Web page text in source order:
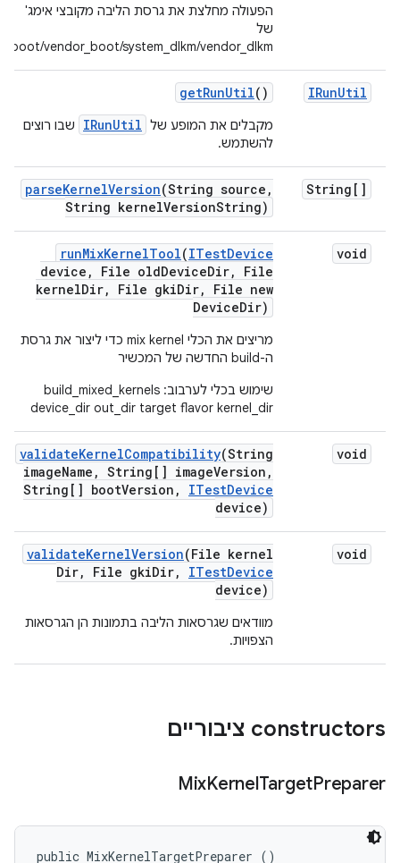
הפעולה מחלצת את גרסת הליבה מקובצי אימג'
של
boot/vendor_boot/system_dlkm/vendor_dlkm.
IRunUtil
getRunUtil()
מקבלים את המופע של IRunUtil
שבו רוצים
להשתמש.
String[]
parseKernelVersion(String source ,
String kernelVersionString)
void
runMixKernelTool(ITestDevice
device , File oldDeviceDir,
File
kernelDir, File gkiDir,
File new
DeviceDir)
מריצים את הכלי mix kernel כדי ליצור את גרסת
ה-build החדשה של המכשיר
שימוש בכלי לערבוב: build_mixed_kernels
device_dir out_dir target flavor kernel_dir
void
validateKernelCompatibility(String
imageName , String[] imageVersion ,
String[] bootVersion , ITestDevice
device)
void
validateKernelVersion(File kernel
Dir, File gkiDir, ITestDevice
device)
מוודאים שגרסאות הליבה בתמונות הן הגרסאות
הצפויות.
‫constructors ציבוריים
MixKernelTargetPreparer
public MixKernelTargetPreparer ()